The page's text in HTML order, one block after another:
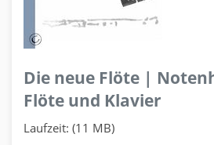
Die neue Flöte |
Flöte und Klavier
Laufzeit: (11 MB)